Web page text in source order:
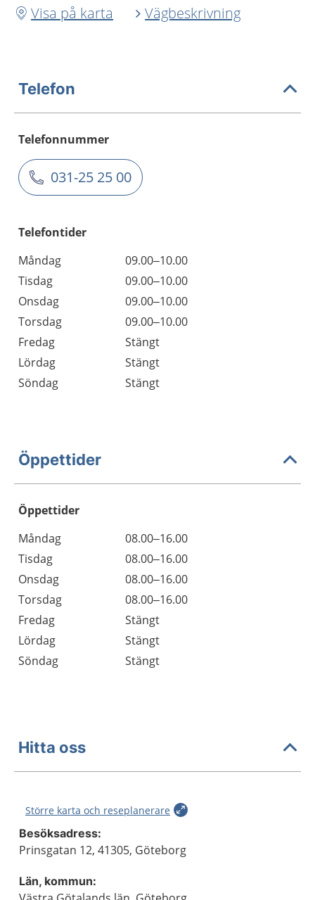
Visa på karta
Vägbeskrivning
Telefon
Telefonnummer
031-25 25 00
Telefontider
Måndag
09.00–10.00
Tisdag
09.00–10.00
Onsdag
09.00–10.00
Torsdag
09.00–10.00
Fredag
Stängt
Lördag
Stängt
Söndag
Stängt
Öppettider
Öppettider
Dag
Öppettider
Kommentarer
Måndag
08.00–16.00
Tisdag
08.00–16.00
Onsdag
08.00–16.00
Torsdag
08.00–16.00
Fredag
Stängt
Lördag
Stängt
Söndag
Stängt
Hitta oss
Större karta och reseplanerare
Besöksadress:
Prinsgatan 12, 41305, Göteborg
Län, kommun: